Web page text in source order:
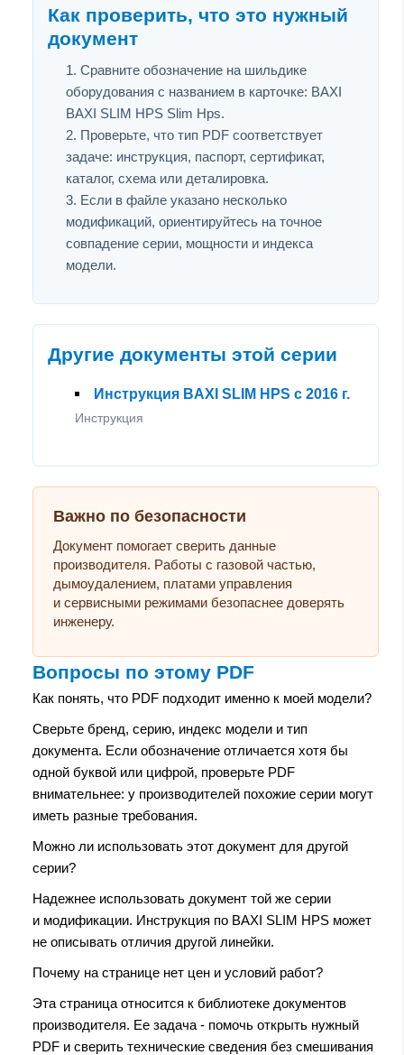
Как проверить, что это нужный
документ
Сравните обозначение на шильдике
оборудования с названием в карточке: BAXI
BAXI SLIM HPS Slim Hps.
Проверьте, что тип PDF соответствует
задаче: инструкция, паспорт, сертификат,
каталог, схема или деталировка.
Если в файле указано несколько
модификаций, ориентируйтесь на точное
совпадение серии, мощности и индекса
модели.
Другие документы этой серии
Инструкция BAXI SLIM HPS с 2016 г.
Инструкция
Важно по безопасности
Документ помогает сверить данные
производителя. Работы с газовой частью,
дымоудалением, платами управления
и сервисными режимами безопаснее доверять
инженеру.
Вопросы по этому PDF
Как понять, что PDF подходит именно к моей модели?
Сверьте бренд, серию, индекс модели и тип
документа. Если обозначение отличается хотя бы
одной буквой или цифрой, проверьте PDF
внимательнее: у производителей похожие серии могут
иметь разные требования.
Можно ли использовать этот документ для другой
серии?
Надежнее использовать документ той же серии
и модификации. Инструкция по BAXI SLIM HPS может
не описывать отличия другой линейки.
Почему на странице нет цен и условий работ?
Эта страница относится к библиотеке документов
производителя. Ее задача - помочь открыть нужный
PDF и сверить технические сведения без смешивания